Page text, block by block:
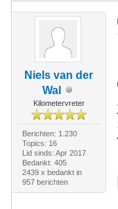
Niels van der
Wal
Kilometervreter
Berichten: 1.230
Topics: 16
Lid sinds: Apr 2017
Bedankt: 405
2439 x bedankt in
957 berichten